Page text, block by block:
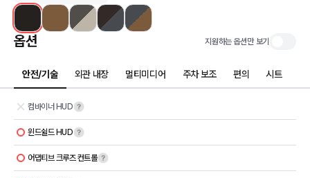
옵션 지원하는 옵션만 보기
안전/기술 외관 내장 멀티미디어 주차 보조 편의 시트
컴바이너 HUD
윈드쉴드 HUD
어댑티브 크루즈 컨트롤